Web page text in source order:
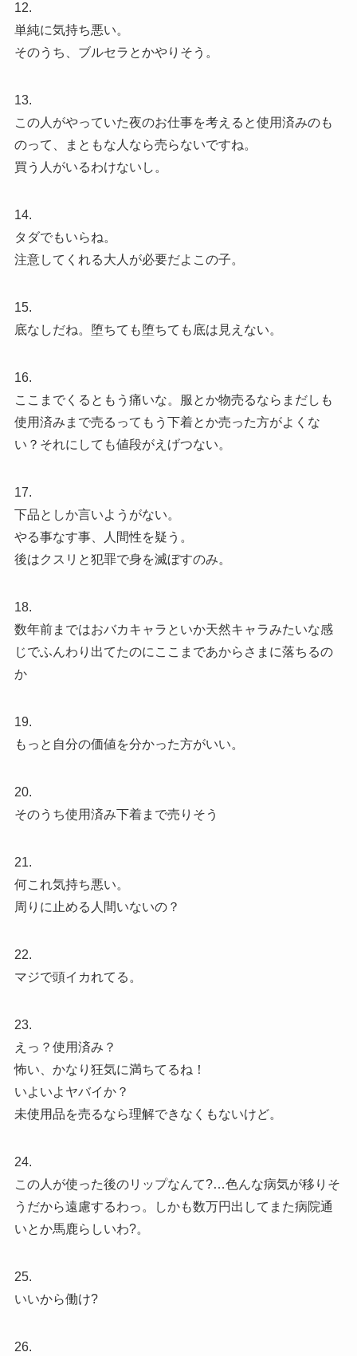
12.
単純に気持ち悪い。
そのうち、ブルセラとかやりそう。
13.
この人がやっていた夜のお仕事を考えると使用済みのも
のって、まともな人なら売らないですね。
買う人がいるわけないし。
14.
タダでもいらね。
注意してくれる大人が必要だよこの子。
15.
底なしだね。堕ちても堕ちても底は見えない。
16.
ここまでくるともう痛いな。服とか物売るならまだしも
使用済みまで売るってもう下着とか売った方がよくな
い？それにしても値段がえげつない。
17.
下品としか言いようがない。
やる事なす事、人間性を疑う。
後はクスリと犯罪で身を滅ぼすのみ。
18.
数年前まではおバカキャラといか天然キャラみたいな感
じでふんわり出てたのにここまであからさまに落ちるの
か
19.
もっと自分の価値を分かった方がいい。
20.
そのうち使用済み下着まで売りそう
21.
何これ気持ち悪い。
周りに止める人間いないの？
22.
マジで頭イカれてる。
23.
えっ？使用済み？
怖い、かなり狂気に満ちてるね！
いよいよヤバイか？
未使用品を売るなら理解できなくもないけど。
24.
この人が使った後のリップなんて?…色んな病気が移りそ
うだから遠慮するわっ。しかも数万円出してまた病院通
いとか馬鹿らしいわ?。
25.
いいから働け?
26.